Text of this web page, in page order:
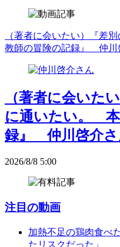
（著者に会いたい）『差
教師の冒険の記録』 仲川
（著者に会いた
に通いたい。 本
録』 仲川啓介さ
2026/8/8 5:00
注目の動画
加熱不足の鶏肉食べ
たリスクだった」